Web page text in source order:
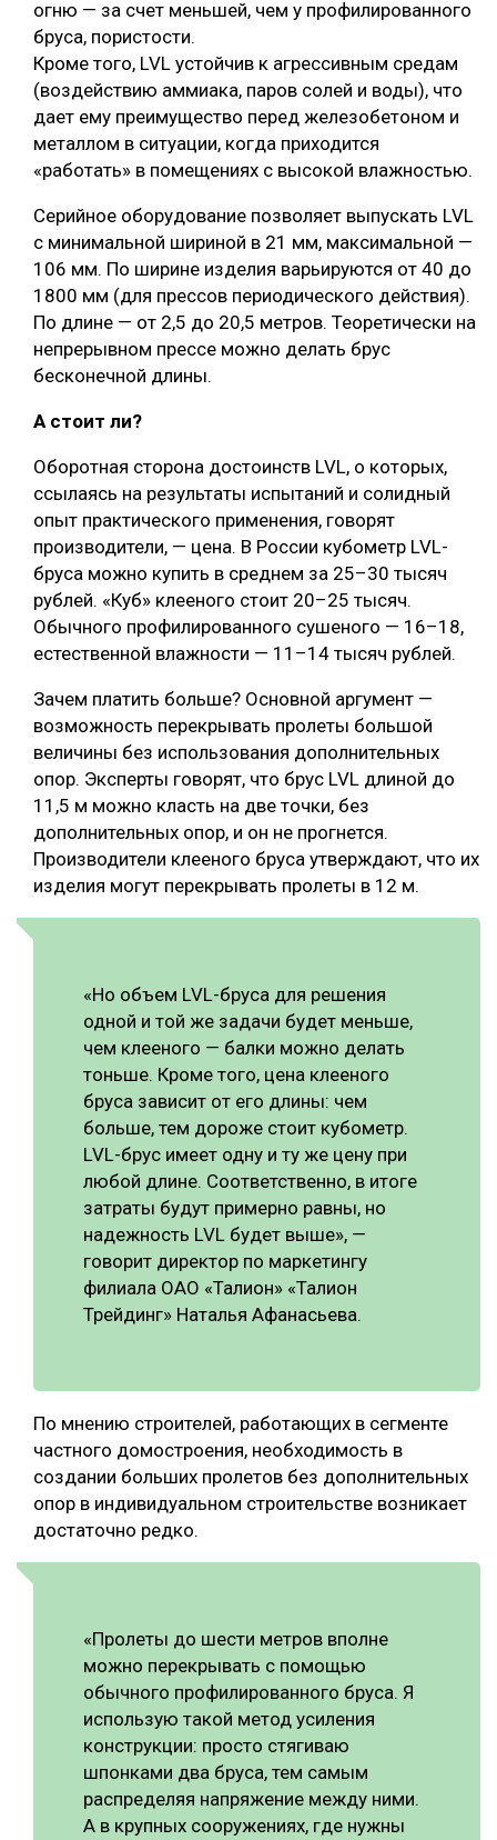
огню — за счет меньшей, чем у профилированного
бруса, пористости.
Кроме того, LVL устойчив к агрессивным средам
(воздействию аммиака, паров солей и воды), что
дает ему преимущество перед железобетоном и
металлом в ситуации, когда приходится
«работать» в помещениях с высокой влажностью.
Серийное оборудование позволяет выпускать LVL
с минимальной шириной в 21 мм, максимальной —
106 мм. По ширине изделия варьируются от 40 до
1800 мм (для прессов периодического действия).
По длине — от 2,5 до 20,5 метров. Теоретически на
непрерывном прессе можно делать брус
бесконечной длины.
А стоит ли?
Оборотная сторона достоинств LVL, о которых,
ссылаясь на результаты испытаний и солидный
опыт практического применения, говорят
производители, — цена. В России кубометр LVL-
бруса можно купить в среднем за 25–30 тысяч
рублей. «Куб» клееного стоит 20–25 тысяч.
Обычного профилированного сушеного — 16–18,
естественной влажности — 11–14 тысяч рублей.
Зачем платить больше? Основной аргумент —
возможность перекрывать пролеты большой
величины без использования дополнительных
опор. Эксперты говорят, что брус LVL длиной до
11,5 м можно класть на две точки, без
дополнительных опор, и он не прогнется.
Производители клееного бруса утверждают, что их
изделия могут перекрывать пролеты в 12 м.
«Но объем LVL-бруса для решения
одной и той же задачи будет меньше,
чем клееного — балки можно делать
тоньше. Кроме того, цена клееного
бруса зависит от его длины: чем
больше, тем дороже стоит кубометр.
LVL-брус имеет одну и ту же цену при
любой длине. Соответственно, в итоге
затраты будут примерно равны, но
надежность LVL будет выше», —
говорит директор по маркетингу
филиала ОАО «Талион» «Талион
Трейдинг» Наталья Афанасьева.
По мнению строителей, работающих в сегменте
частного домостроения, необходимость в
создании больших пролетов без дополнительных
опор в индивидуальном строительстве возникает
достаточно редко.
«Пролеты до шести метров вполне
можно перекрывать с помощью
обычного профилированного бруса. Я
использую такой метод усиления
конструкции: просто стягиваю
шпонками два бруса, тем самым
распределяя напряжение между ними.
А в крупных сооружениях, где нужны